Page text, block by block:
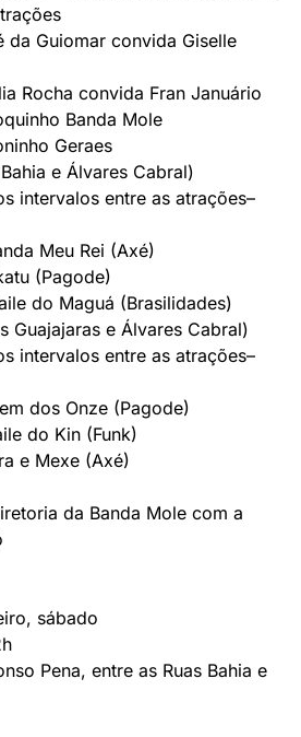
da Guiomar convida Giselle
Rocha convida Fran Januário
Banda Mole
Geraes
e Álvares Cabral)
intervalos entre as atrações–
Meu Rei (Axé)
(Pagode)
do Maguá (Brasilidades)
Guajajaras e Álvares Cabral)
intervalos entre as atrações–
dos Onze (Pagode)
do Kin (Funk)
e Mexe (Axé)
da Banda Mole com a
sábado
Pena, entre as Ruas Bahia e